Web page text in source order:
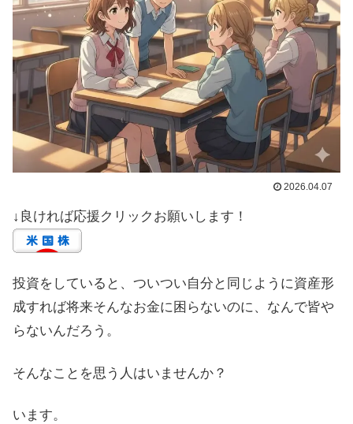
2026.04.07
↓良ければ応援クリックお願いします！
投資をしていると、ついつい自分と同じように資産形
成すれば将来そんなお金に困らないのに、なんで皆や
らないんだろう。
そんなことを思う人はいませんか？
います。